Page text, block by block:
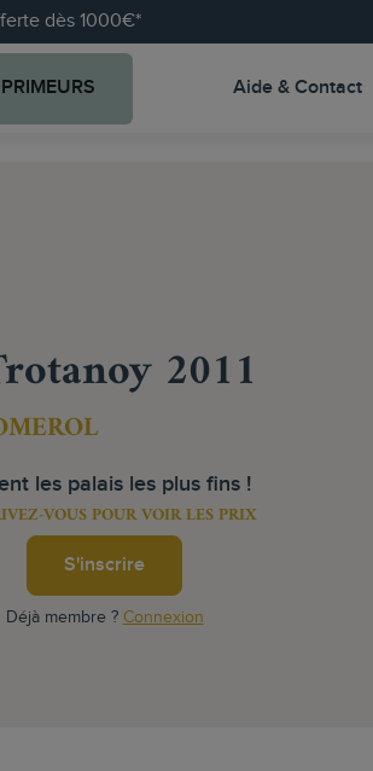
dès 1000€*
PRIMEURS Aide & Contact
2011
les palais les plus fins !
VOUS POUR VOIR LES PRIX
S'inscrire
Déjà membre ? Connexion